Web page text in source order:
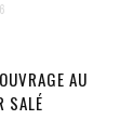
AU
SALÉ